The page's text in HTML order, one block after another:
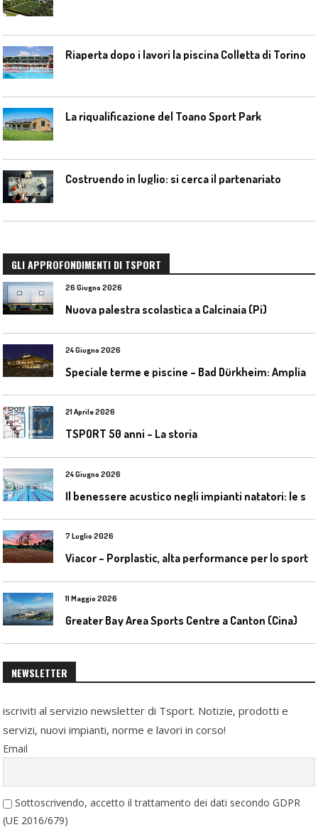
Riaperta dopo i lavori la piscina Colletta di Torino
La riqualificazione del Toano Sport Park
Costruendo in luglio: si cerca il partenariato
GLI APPROFONDIMENTI DI TSPORT
26 Giugno 2026
Nuova palestra scolastica a Calcinaia (Pi)
24 Giugno 2026
21 Aprile 2026
TSPORT 50 anni – La storia
24 Giugno 2026
7 Luglio 2026
Viacor – Porplastic, alta performance per lo sport
11 Maggio 2026
Greater Bay Area Sports Centre a Canton (Cina)
NEWSLETTER
iscriviti al servizio newsletter di Tsport. Notizie, prodotti e
servizi, nuovi impianti, norme e lavori in corso!
Email
Sottoscrivendo, accetto il trattamento dei dati secondo GDPR
(UE 2016/679)